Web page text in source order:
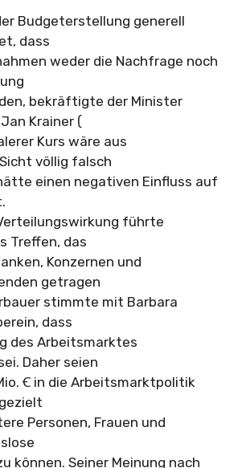
Budgeterstellung generell
dass
weder die Nachfrage noch
bekräftigte der Minister
Krainer (
Kurs wäre aus
völlig falsch
einen negativen Einfluss auf
führte
Treffen, das
Konzernen und
getragen
stimmte mit Barbara
dass
des Arbeitsmarktes
Daher seien
Ꞓ in die Arbeitsmarktpolitik
Personen, Frauen und
können. Seiner Meinung nach